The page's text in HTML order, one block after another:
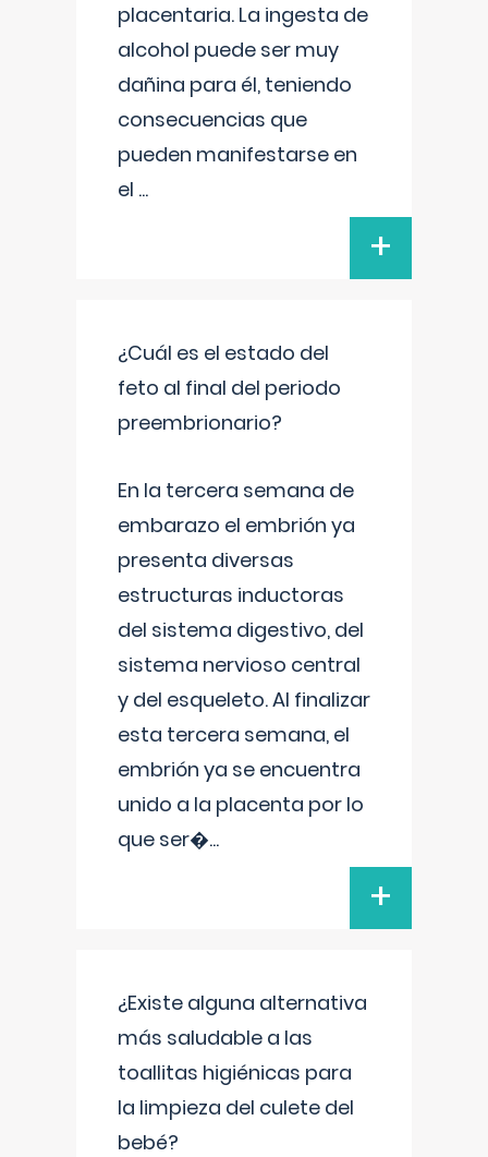
placentaria. La ingesta de
alcohol puede ser muy
dañina para él, teniendo
consecuencias que
pueden manifestarse en
el ...
+
¿Cuál es el estado del
feto al final del periodo
preembrionario?
En la tercera semana de
embarazo el embrión ya
presenta diversas
estructuras inductoras
del sistema digestivo, del
sistema nervioso central
y del esqueleto. Al finalizar
esta tercera semana, el
embrión ya se encuentra
unido a la placenta por lo
que ser�...
+
¿Existe alguna alternativa
más saludable a las
toallitas higiénicas para
la limpieza del culete del
bebé?